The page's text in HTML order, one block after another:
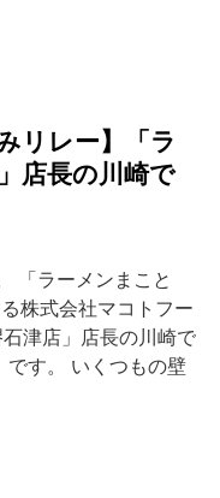
リレー】「ラ
店長の川崎で
「ラーメンまこと
株式会社マコトフー
津店」店長の川崎で
です。 いくつもの壁